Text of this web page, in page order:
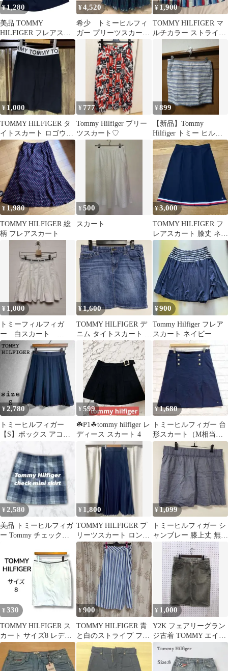
¥1,280
美品 TOMMY
HILFIGER フレアスカ
ート ネイビー 4 薄手 M
相当
¥4,520
希少 トミーヒルフィ
ガー プリーツスカート
緑 チェック ロング シ
フォン 美品
¥ 1,900
TOMMY HILFIGER マ
ルチカラー ストライプ
¥ 1,000
TOMMY HILFIGER タ
イトスカート ロゴウエ
ストバンド
¥ 777
Tommy Hilfiger プリー
ツスカート♡
¥899
【新品】Tommy
Hilfiger トミー ヒルフ
ィガー タイトスカート
¥ 1,980
TOMMY HILFIGER 総
柄 フレアスカート
¥500
スカート
¥3,000
TOMMY HILFIGER フ
レアスカート 膝丈 ネイ
ビー
¥ 1,000
トミーフィルフィガ
ー 白スカート
tommy hilfiger
¥1,600
TOMMY HILFIGER デ
ニム タイトスカート ミ
ニ丈 XL相当
¥900
Tommy Hilfiger フレア
スカート ネイビー
¥2,780
トミーヒルフィガー
【S】ボックス アコー
ート 膝丈
¥599
☘️P1☘tommy hilfiger レ
ディース スカート 4
¥1,680
トミーヒルフィガー 台
形スカート（M相当）
青 マリン ナポレオンボ
タン ひざ丈
¥2,580
美品 トミーヒルフィガ
ー Tommy チェックス
¥ 1,800
TOMMY HILFIGER プ
リーツスカート ロング
スカート 新品未使用
¥1,099
トミーヒルフィガー シ
ャンブレー 膝上丈 無地
10 青 100 春夏 お出か
¥ 330
TOMMY HILFIGER ス
カート サイズ8 レディ
ース ホワイト 白
¥900
TOMMY HILFIGER 青
と白のストライプ フレ
アスカート 34
¥ 1,000
Y2K フェアリーグラン
ジ古着 TOMMY エイジ
ングデニムスカート